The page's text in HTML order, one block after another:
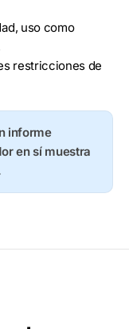
uso como
restricciones de
informe
en sí muestra